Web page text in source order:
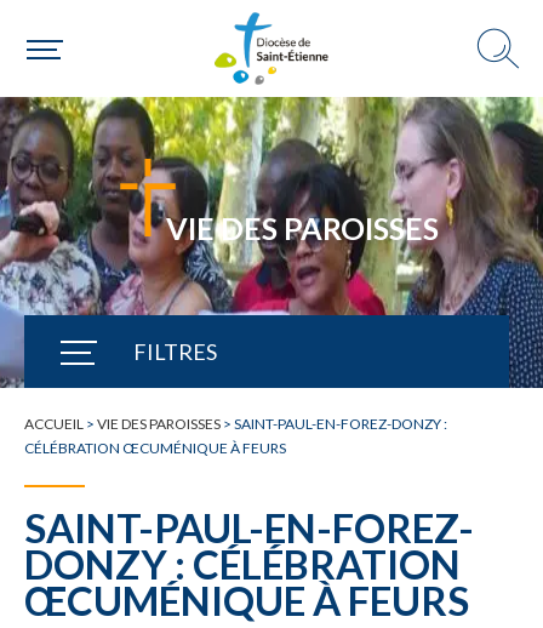
VIE DES PAROISSES
FILTRES
TOUTE L'ACTUALITÉ
ACCUEIL > VIE DES PAROISSES > SAINT-PAUL-EN-FOREZ-DONZY :
CÉLÉBRATION ŒCUMÉNIQUE À FEURS
SAINT-PAUL-EN-FOREZ-
DONZY : CÉLÉBRATION
ŒCUMÉNIQUE À FEURS